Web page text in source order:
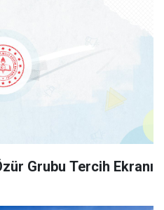
Grubu Tercih Ekranı